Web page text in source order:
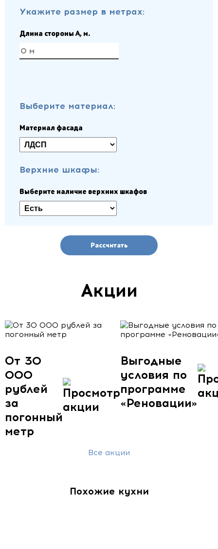
Укажите размер в метрах:
Длина стороны A, м.
Выберите материал:
Материал фасада
Верхние шкафы:
Выберите наличие верхних шкафов
Рассчитать
Акции
От 30
000
рублей
за
погонный
метр
Выгодные
условия по
программе
«Реновации»
Все акции
Похожие кухни